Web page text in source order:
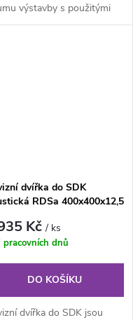
výstavby s použitými
deskami. Skládají
dvířka do SDK
RDSa 400x400x12,5
Kč/ ks
pracovních dnů
DO KOŠÍKU
dvířka do SDK jsou